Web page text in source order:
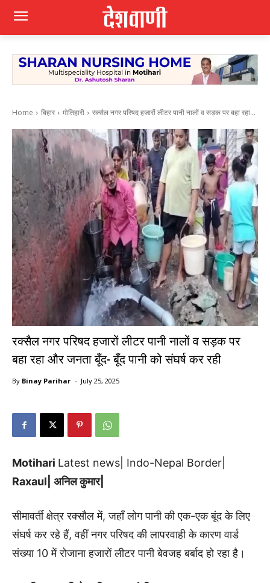
Home बिहार मोतिहारी रक्सैल नगर परिषद हजारों लीटर पानी नालों व सड़क पर बहा रहा...
रक्सैल नगर परिषद हजारों लीटर पानी नालों व सड़क पर
बहा रहा और जनता बूँद- बूँद पानी को संघर्ष कर रही
By Binay Parihar - July 25, 2025
Motihari Latest news| Indo-Nepal Border|
Raxaul| अनिल कुमार|
सीमावर्ती क्षेत्र रक्सौल में, जहाँ लोग पानी की एक-एक बूंद के लिए
संघर्ष कर रहे हैं, वहीं नगर परिषद की लापरवाही के कारण वार्ड
संख्या 10 में रोजाना हजारों लीटर पानी बेवजह बर्बाद हो रहा है।